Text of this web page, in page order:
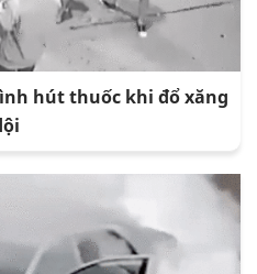
hút thuốc khi đổ xăng